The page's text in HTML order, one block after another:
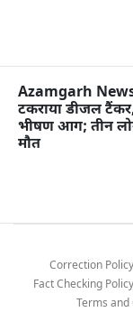
Azamgarh
टकराया डीजल
भीषण आग; तीन
मौत
Correction Policy
Fact Checking Policy
Terms and